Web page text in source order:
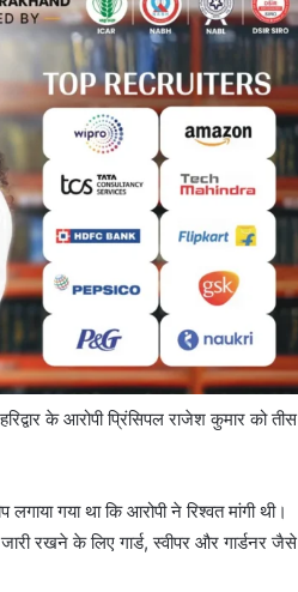
के आरोपी प्रिंसिपल राजेश कुमार को तीस
गया था कि आरोपी ने रिश्वत मांगी थी।
रखने के लिए गार्ड, स्वीपर और गार्डनर जैसे